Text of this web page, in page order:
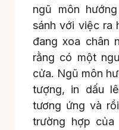
ngũ môn
sánh với việc ra
đang xoa chân
rằng có một
cửa. Ngũ môn
tượng, in dấu
tương ứng và
trường hợp của